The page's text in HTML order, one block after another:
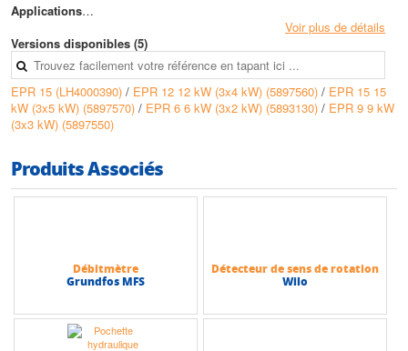
Applications
• Destinées à la mise en place de chauffages électriques à
encombrement réduit dans un appartement, une habitation familiale ou
une petite copropriété
• Extensions d’un système de chauffage existant en venant l’assister et
le compléter
• Chauffage de manière optimale, de l’eau sanitaire
• Économies d’énergie et faible coût de revient
• Prévention des blocages de la pompe
• Fiable, résistant à la corrosion et entretien minime
• Fonctionnement silencieux
• Pompe avec moteur à rotor noyé avec rotor / stator sphérique à
aimants permanents et à commutation électronique
Voir plus de détails
Versions disponibles (5)
EPR 15 (LH4000390) / EPR 12 12 kW (3x4 kW) (5897560) / EPR 15 15
kW (3x5 kW) (5897570) / EPR 6 6 kW (3x2 kW) (5893130) / EPR 9 9 kW
(3x3 kW) (5897550)
Produits Associés
Débitmètre
Grundfos MFS
Détecteur de sens de rotation
Wilo